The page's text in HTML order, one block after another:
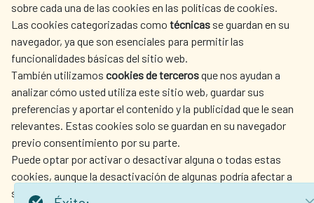
sobre cada una de las cookies en las políticas de cookies.
Las cookies categorizadas como técnicas se guardan en su
navegador, ya que son esenciales para permitir las
funcionalidades básicas del sitio web.
También utilizamos cookies de tercerosque nos ayudan a
analizar cómo usted utiliza este sitio web, guardar sus
preferencias y aportar el contenido y la publicidad que le sean
relevantes. Estas cookies solo se guardan en su navegador
previo consentimiento por su parte.
Puede optar por activar o desactivar alguna o todas estas
cookies, aunque la desactivación de algunas podría afectar a
su experiencia de navegación.
LA AECID
DÓNDE COOPERAMOS
ACCIÓN HUMANITARIA
SALA DE PRENSA
CULTURA Y CIENCIA
BIBLIOTECA
NUESTRAS REDES SOCIALES